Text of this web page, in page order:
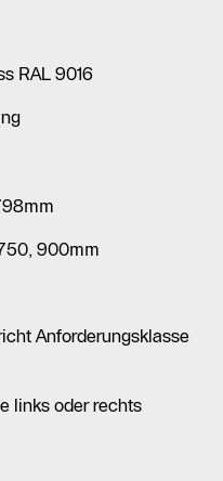
RAL 9016
900mm
Anforderungsklasse
links oder rechts